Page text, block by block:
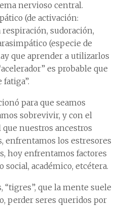
nervioso central.
(de activación:
sudoración,
(especie de
que aprender a utilizarlos
es probable que
para que seamos
sobrevivir, y con el
nuestros ancestros
enfrentamos los estresores
hoy enfrentamos factores
académico, etcétera.
“tigres”, que la mente suele
perder seres queridos por